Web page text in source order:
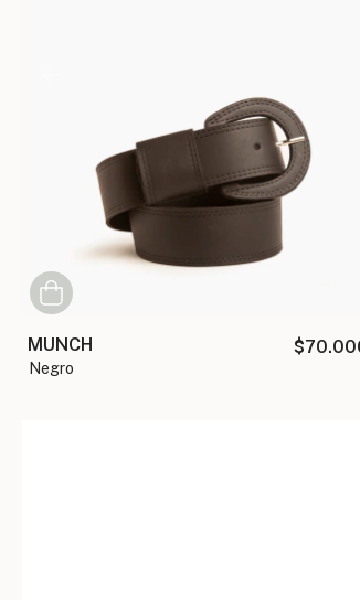
MUNCH
negro